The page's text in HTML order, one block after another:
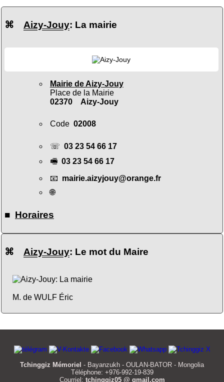
⌘ Aizy-Jouy: La mairie
Mairie de Aizy-Jouy
Place de la Mairie
02370 Aizy-Jouy
Code 02008
☏ 03 23 54 66 17
🖷 03 23 54 66 17
📧 mairie.aizyjouy@orange.fr
🌐
■ Horaires
⌘ Aizy-Jouy: Le mot du Maire
M. de WULF Éric
Tchinggiz Mémoriel - Bayanzukh - OULAN-BATOR - Mongolia
Téléphone: +976-992-19-839
Courriel: tchinggiz05 @ gmail.com